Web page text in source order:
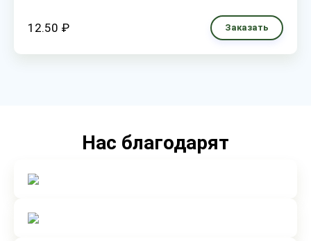
12.50 ₽ Заказать
Нас благодарят